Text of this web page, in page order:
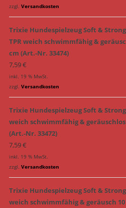
zzgl. Versandkosten
Trixie Hundespielzeug Soft &
TPR weich schwimmfähig &
cm (Art.-Nr. 33474)
7,59€
inkl. 19 % MwSt.
zzgl. Versandkosten
Trixie Hundespielzeug Soft & Strong
weich schwimmfähig & geräuschlos
(Art.-Nr. 33472)
7,59€
inkl. 19 % MwSt.
zzgl. Versandkosten
Trixie Hundespielzeug Soft & Strong
weich schwimmfähig & geräusch